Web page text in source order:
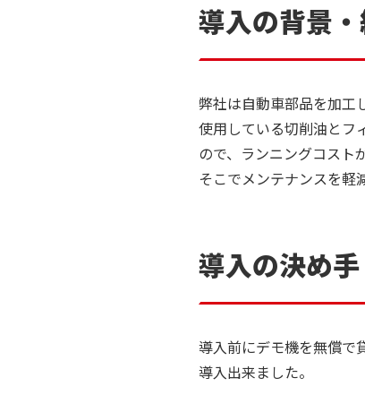
工
環
導入の背景
弊社は自動車部品を加工
使用している切削油とフ
ので、ランニングコスト
そこでメンテナンスを軽
導入の決め手
導入前にデモ機を無償で
導入出来ました。